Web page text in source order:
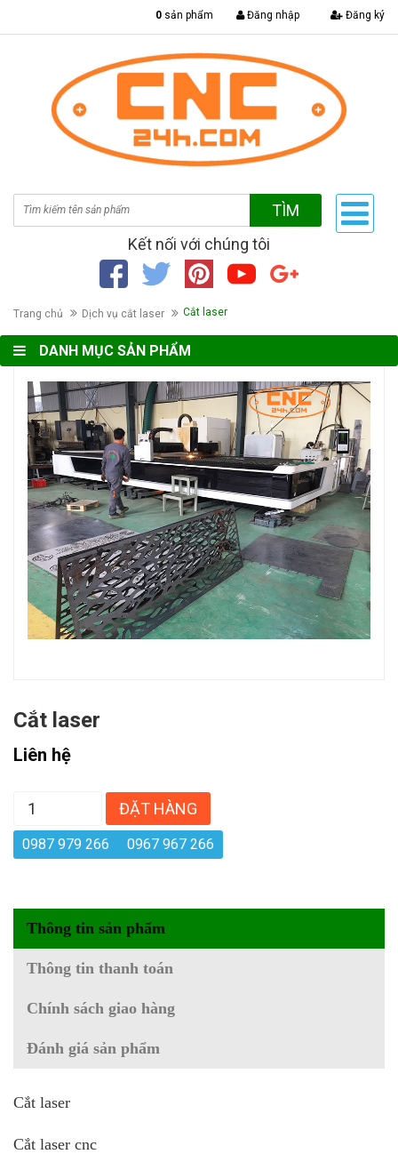
0 sản phẩm Đăng nhập Đăng ký
TÌM
Kết nối với chúng tôi
Trang chủ Dịch vụ cắt laser Cắt laser
DANH MỤC SẢN PHẨM
Cắt laser
Liên hệ
ĐẶT HÀNG
0987 979 266 0967 967 266
Thông tin sản phẩm
Thông tin thanh toán
Chính sách giao hàng
Đánh giá sản phẩm
Cắt laser
Cắt laser cnc